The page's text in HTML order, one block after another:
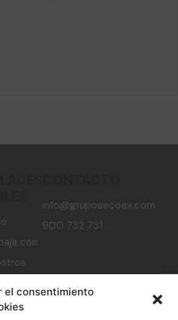
el consentimiento
con
y
info@gruposecoex.com
900 732 731